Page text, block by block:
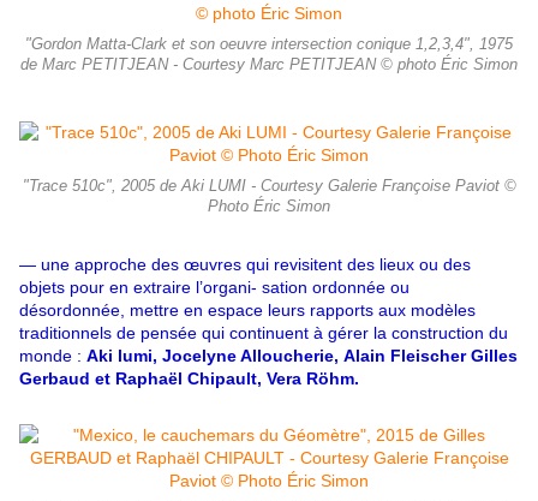
"Gordon Matta-Clark et son oeuvre intersection conique 1,2,3,4", 1975
de Marc PETITJEAN - Courtesy Marc PETITJEAN © photo Éric Simon
"Trace 510c", 2005 de Aki LUMI - Courtesy Galerie Françoise Paviot ©
Photo Éric Simon
— une approche des œuvres qui revisitent des lieux ou des
objets pour en extraire l’organi- sation ordonnée ou
désordonnée, mettre en espace leurs rapports aux modèles
traditionnels de pensée qui continuent à gérer la construction du
monde : Aki lumi, Jocelyne Alloucherie, Alain Fleischer Gilles
Gerbaud et Raphaël Chipault, Vera Röhm.